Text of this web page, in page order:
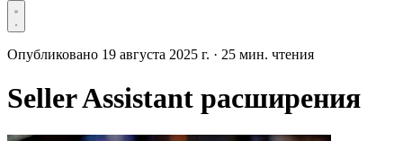
Опубликовано 19 августа 2025 г. · 25 мин. чтения
Seller Assistant расширения